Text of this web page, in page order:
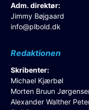
Adm. direktør:
Jimmy Bøjgaard
info@plbold.dk
Redaktionen
Skribenter:
Michael Kjærbøl
Morten Bruun
Alexander Walther